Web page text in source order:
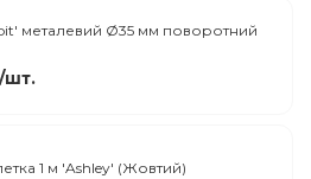
металевий Ø35 мм поворотний
шт.
1 м 'Ashley' (Жовтий)